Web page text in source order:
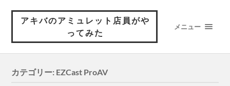
アキバのアミュレット店員がや
ってみた
メニュー
カテゴリー: EZCast ProAV